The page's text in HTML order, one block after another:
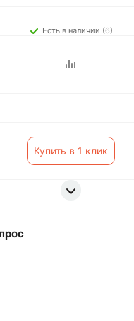
Есть в наличии (6)
Купить в 1 клик